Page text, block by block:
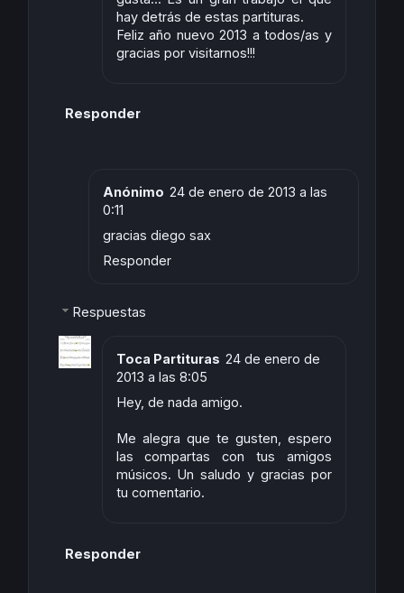
hay detrás de estas partituras.
Feliz año nuevo 2013 a todos/as y
gracias por visitarnos!!!
Responder
Anónimo 24 de enero de 2013 a las
0:11
gracias diego sax
Responder
Respuestas
Toca Partituras 24 de enero de
2013 a las 8:05
Hey, de nada amigo.
Me alegra que te gusten, espero
las compartas con tus amigos
músicos. Un saludo y gracias por
tu comentario.
Responder